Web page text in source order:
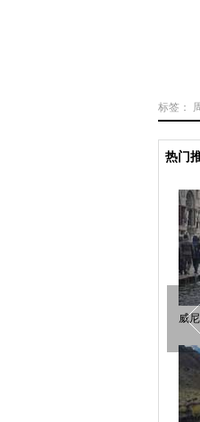
标签：
热门
威